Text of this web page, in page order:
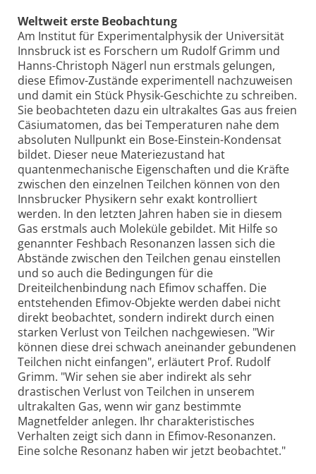
Weltweit erste Beobachtung
Am Institut für Experimentalphysik der Universität
Innsbruck ist es Forschern um Rudolf Grimm und
Hanns-Christoph Nägerl nun erstmals gelungen,
diese Efimov-Zustände experimentell nachzuweisen
und damit ein Stück Physik-Geschichte zu schreiben.
Sie beobachteten dazu ein ultrakaltes Gas aus freien
Cäsiumatomen, das bei Temperaturen nahe dem
absoluten Nullpunkt ein Bose-Einstein-Kondensat
bildet. Dieser neue Materiezustand hat
quantenmechanische Eigenschaften und die Kräfte
zwischen den einzelnen Teilchen können von den
Innsbrucker Physikern sehr exakt kontrolliert
werden. In den letzten Jahren haben sie in diesem
Gas erstmals auch Moleküle gebildet. Mit Hilfe so
genannter Feshbach Resonanzen lassen sich die
Abstände zwischen den Teilchen genau einstellen
und so auch die Bedingungen für die
Dreiteilchenbindung nach Efimov schaffen. Die
entstehenden Efimov-Objekte werden dabei nicht
direkt beobachtet, sondern indirekt durch einen
starken Verlust von Teilchen nachgewiesen. "Wir
können diese drei schwach aneinander gebundenen
Teilchen nicht einfangen", erläutert Prof. Rudolf
Grimm. "Wir sehen sie aber indirekt als sehr
drastischen Verlust von Teilchen in unserem
ultrakalten Gas, wenn wir ganz bestimmte
Magnetfelder anlegen. Ihr charakteristisches
Verhalten zeigt sich dann in Efimov-Resonanzen.
Eine solche Resonanz haben wir jetzt beobachtet."